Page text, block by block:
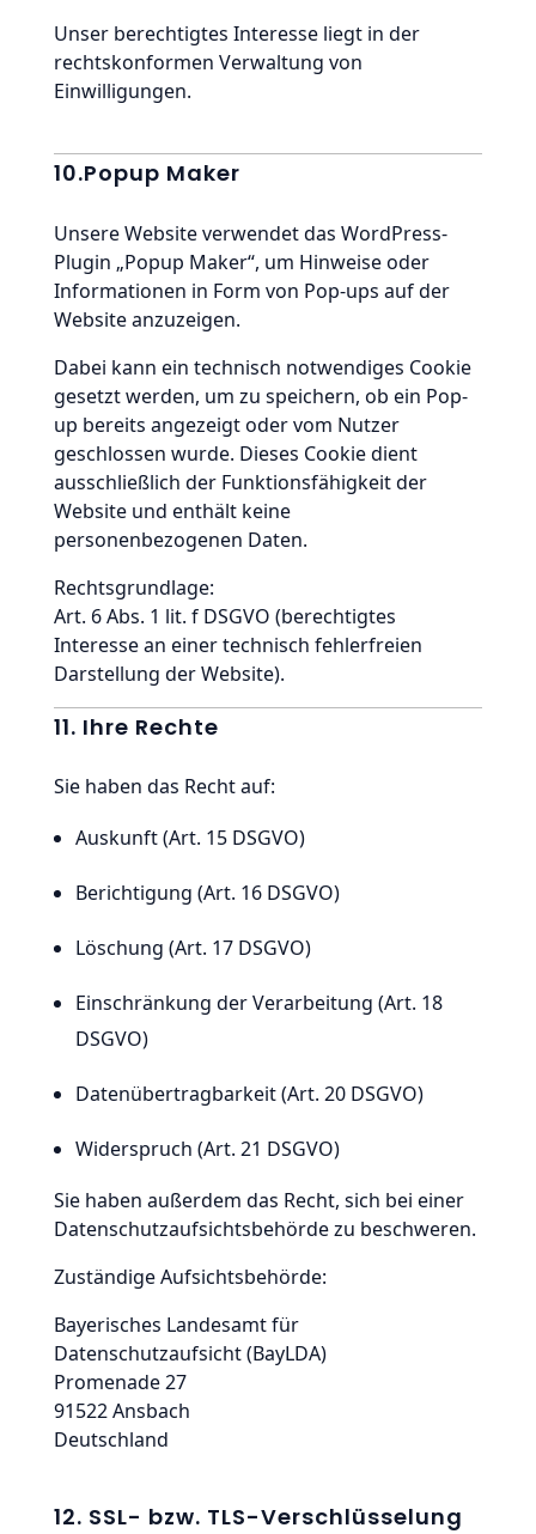
Unser berechtigtes Interesse liegt in der
rechtskonformen Verwaltung von
Einwilligungen.
10.Popup Maker
Unsere Website verwendet das WordPress-
Plugin „Popup Maker“, um Hinweise oder
Informationen in Form von Pop-ups auf der
Website anzuzeigen.
Dabei kann ein technisch notwendiges Cookie
gesetzt werden, um zu speichern, ob ein Pop-
up bereits angezeigt oder vom Nutzer
geschlossen wurde. Dieses Cookie dient
ausschließlich der Funktionsfähigkeit der
Website und enthält keine
personenbezogenen Daten.
Rechtsgrundlage:
Art. 6 Abs. 1 lit. f DSGVO (berechtigtes
Interesse an einer technisch fehlerfreien
Darstellung der Website).
11. Ihre Rechte
Sie haben das Recht auf:
Auskunft (Art. 15 DSGVO)
Berichtigung (Art. 16 DSGVO)
Löschung (Art. 17 DSGVO)
Einschränkung der Verarbeitung (Art. 18
DSGVO)
Datenübertragbarkeit (Art. 20 DSGVO)
Widerspruch (Art. 21 DSGVO)
Sie haben außerdem das Recht, sich bei einer
Datenschutzaufsichtsbehörde zu beschweren.
Zuständige Aufsichtsbehörde:
Bayerisches Landesamt für
Datenschutzaufsicht (BayLDA)
Promenade 27
91522 Ansbach
Deutschland
12. SSL- bzw. TLS-Verschlüsselung